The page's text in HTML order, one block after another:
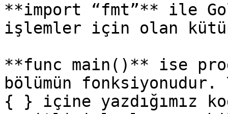
**import “fmt”** ile
işlemler için olan
**func main()** ise
bölümün
{ } içine yazdığımız